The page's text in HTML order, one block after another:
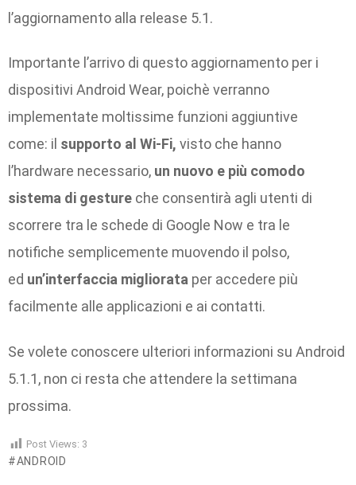
l’aggiornamento alla release 5.1.
Importante l’arrivo di questo aggiornamento per i
dispositivi Android Wear, poichè verranno
implementate moltissime funzioni aggiuntive
come: il supporto al Wi-Fi, visto che hanno
l’hardware necessario, un nuovo e più comodo
sistema di gesture che consentirà agli utenti di
scorrere tra le schede di Google Now e tra le
notifiche semplicemente muovendo il polso,
ed un’interfaccia migliorata per accedere più
facilmente alle applicazioni e ai contatti.
Se volete conoscere ulteriori informazioni su Android
5.1.1, non ci resta che attendere la settimana
prossima.
Post Views: 3
ANDROID